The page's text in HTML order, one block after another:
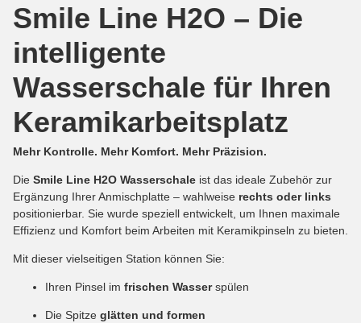
Smile Line H2O – Die
intelligente
Wasserschale für Ihren
Keramikarbeitsplatz
Mehr Kontrolle. Mehr Komfort. Mehr Präzision.
Die Smile Line H2O Wasserschale ist das ideale Zubehör zur
Ergänzung Ihrer Anmischplatte – wahlweise rechts oder links
positionierbar. Sie wurde speziell entwickelt, um Ihnen maximale
Effizienz und Komfort beim Arbeiten mit Keramikpinseln zu bieten.
Mit dieser vielseitigen Station können Sie:
Ihren Pinsel im frischen Wasserspülen
Die Spitze glätten und formen